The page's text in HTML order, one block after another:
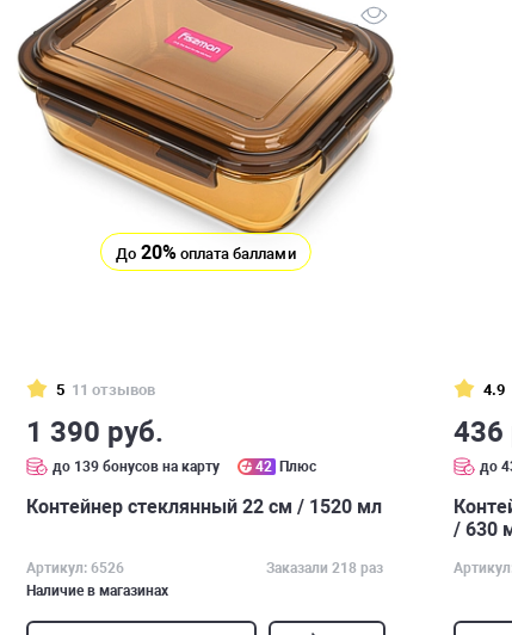
До 20% оплата баллами
5 11 отзывов
1 390 руб.
до 139 бонусов на карту 42 Плюс
Контейнер стеклянный 22 см / 1520 мл
Артикул: 6526
Заказали 218 раз
Наличие в магазинах
4.9
436
до
/ 630